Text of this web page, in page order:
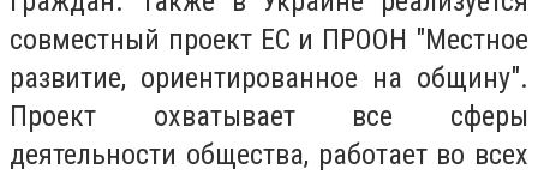
совместный проект ЕС и ПРООН "Местное
развитие, ориентированное на общину".
Проект охватывает все сферы
деятельности общества, работает во всех